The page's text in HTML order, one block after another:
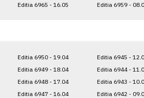
Editia 6965 - 16.05
Editia 6959 -
Editia 6950 - 19.04
Editia 6949 - 18.04
Editia 6948 - 17.04
Editia 6947 - 16.04
Editia 6945 -
Editia 6944 -
Editia 6943 -
Editia 6942 -